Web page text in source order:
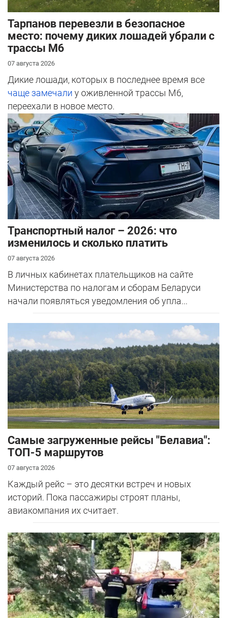
Тарпанов перевезли в безопасное
место: почему диких лошадей убрали с
трассы М6
07 августа 2026
Дикие лошади, которых в последнее время все
чаще замечали у оживленной трассы М6,
переехали в новое место.
Транспортный налог – 2026: что
изменилось и сколько платить
07 августа 2026
В личных кабинетах плательщиков на сайте
Министерства по налогам и сборам Беларуси
начали появляться уведомления об упла...
Самые загруженные рейсы "Белавиа":
ТОП-5 маршрутов
07 августа 2026
Каждый рейс – это десятки встреч и новых
историй. Пока пассажиры строят планы,
авиакомпания их считает.